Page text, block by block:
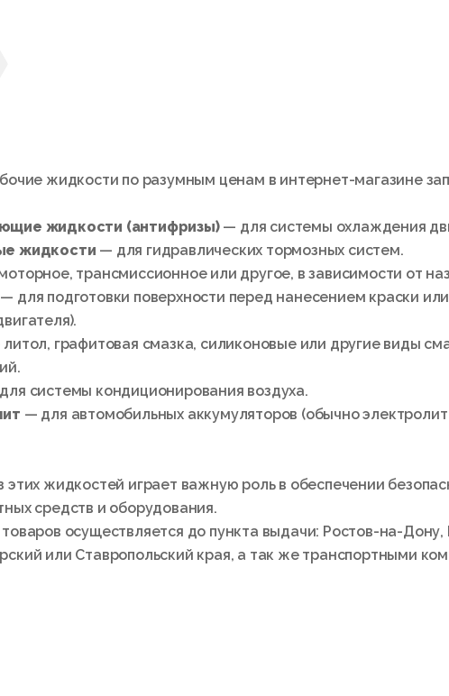
жидкости по разумным ценам в интернет-магазине
жидкости (антифризы) — для системы охлаждения
жидкости — для гидравлических тормозных систем.
трансмиссионное или другое, в зависимости от
— для подготовки поверхности перед нанесением краски
графитовая смазка, силиконовые или другие виды
системы кондиционирования воздуха.
— для автомобильных аккумуляторов (обычно
этих жидкостей играет важную роль в обеспечении
средств и оборудования.
осуществляется до пункта выдачи: Ростов-на-Дону,
или Ставропольский края, а так же транспортными